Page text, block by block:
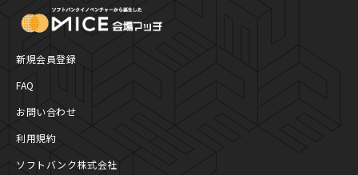
新規会員登録
FAQ
お問い合わせ
利用規約
ソフトバンク株式会社